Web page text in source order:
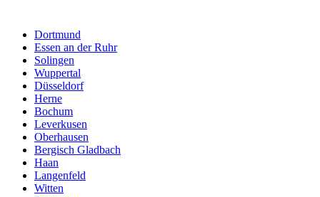
Dortmund
Essen an der Ruhr
Solingen
Wuppertal
Düsseldorf
Herne
Bochum
Leverkusen
Oberhausen
Bergisch Gladbach
Haan
Langenfeld
Witten